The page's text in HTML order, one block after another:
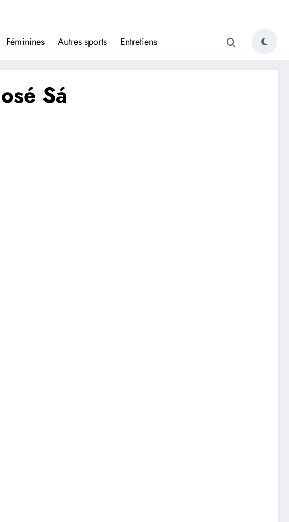
portugais
Féminines Autres sports Entretiens
Sá